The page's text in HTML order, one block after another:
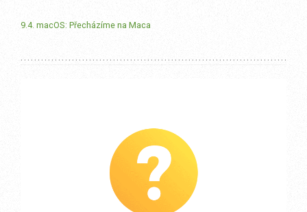
9.4. macOS: Přecházíme na Maca